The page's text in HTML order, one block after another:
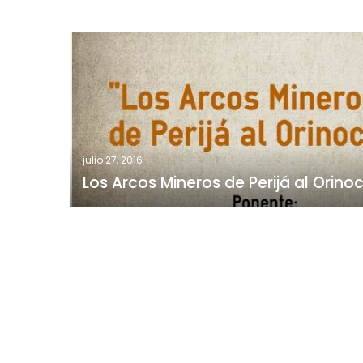
Los
Arcos
Mineros
de
Perijá
al
Orinoco
julio 27, 2016
Los Arcos Mineros de Perijá al